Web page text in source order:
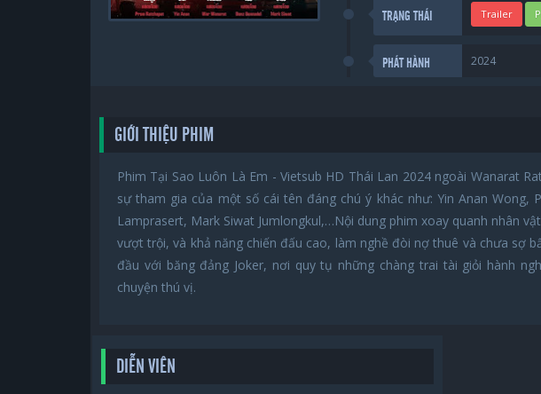
TRẠNG THÁI Trailer
PHÁT HÀNH 2024
GIỚI THIỆU PHIM
Phim Tại Sao Luôn Là Em - Vietsub HD Thái Lan 2024 ngoài Wanarat
sự tham gia của một số cái tên đáng chú ý khác như: Yin Anan Wong,
Lamprasert, Mark Siwat Jumlongkul,…Nội dung phim xoay quanh nhân
vượt trội, và khả năng chiến đấu cao, làm nghề đòi nợ thuê và chưa sợ
đầu với băng đảng Joker, nơi quy tụ những chàng trai tài giỏi hành
chuyện thú vị.
DIỄN VIÊN